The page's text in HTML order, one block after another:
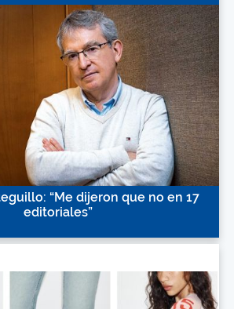
“Me dijeron que no en 17
editoriales”